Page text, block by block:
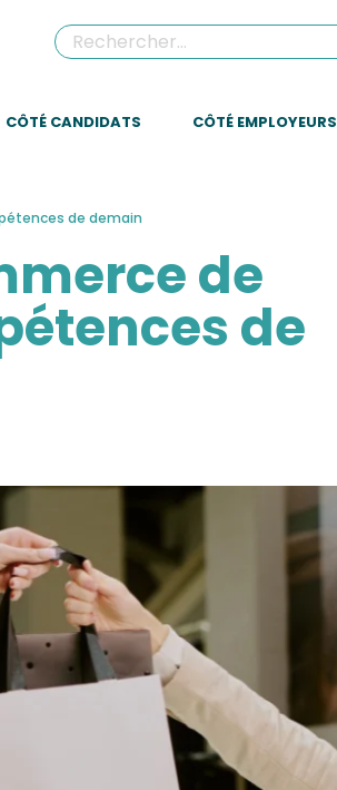
CÔTÉ CANDIDATS CÔTÉ EMPLOYEURS
de demain
de
de